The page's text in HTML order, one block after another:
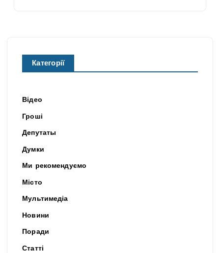
Категорії
Відео
Гроші
Депутаты
Думки
Ми рекомендуємо
Місто
Мультимедіа
Новини
Поради
Статті